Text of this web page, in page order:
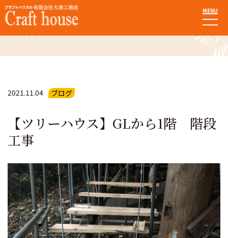
MENU
お知らせ・ブログ
2021.11.04 ブログ
【ツリーハウス】GLから1階 階段
工事